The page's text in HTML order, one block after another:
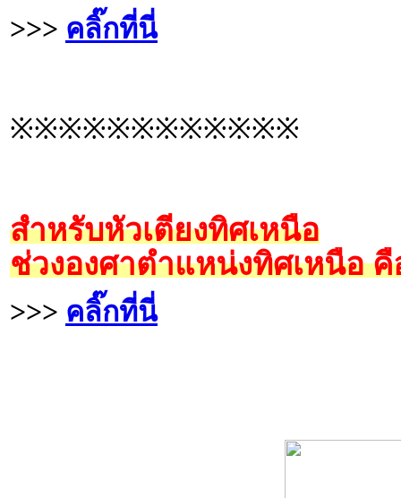
>>> คลิ๊กที่นี่
※※※※※※※※※※※※
สำหรับหัวเตียงทิศเหนือ
ช่วงองศาตำแหน่งทิศเหนือ คื
>>> คลิ๊กที่นี่